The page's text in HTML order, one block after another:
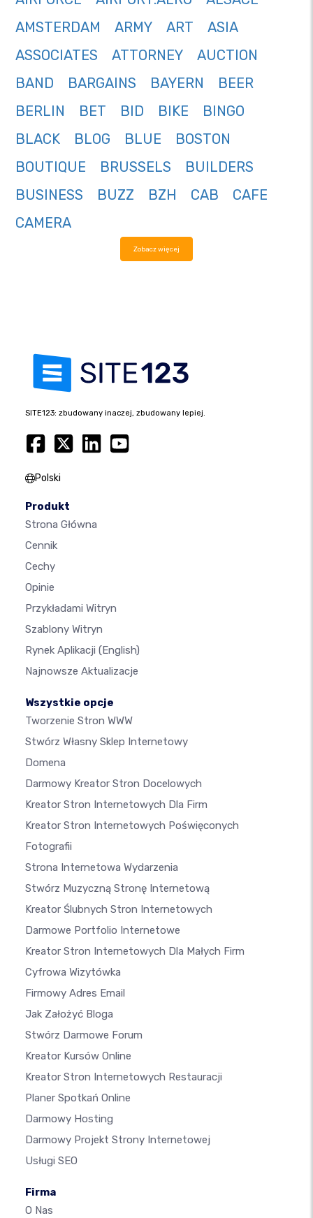
AMSTERDAM
ARMY ART
ASIA
ASSOCIATES
ATTORNEY
AUCTION
BAND
BARGAINS BAYERN
BEER
BERLIN
BET BID BIKE
BINGO
BLACK
BLOG BLUE
BOSTON
BOUTIQUE
BRUSSELS
BUILDERS
BUSINESS
BUZZ BZH CAB
CAFE
CAMERA
Zobacz więcej
SITE123: zbudowany inaczej, zbudowany lepiej.
Polski
Produkt
Strona Główna
Cennik
Cechy
Opinie
Przykładami Witryn
Szablony Witryn
Rynek Aplikacji (English)
Najnowsze Aktualizacje
Wszystkie opcje
Tworzenie Stron WWW
Stwórz Własny Sklep Internetowy
Domena
Darmowy Kreator Stron Docelowych
Kreator Stron Internetowych Dla Firm
Kreator Stron Internetowych Poświęconych
Fotografii
Strona Internetowa Wydarzenia
Stwórz Muzyczną Stronę Internetową
Kreator Ślubnych Stron Internetowych
Darmowe Portfolio Internetowe
Kreator Stron Internetowych Dla Małych Firm
Cyfrowa Wizytówka
Firmowy Adres Email
Jak Założyć Bloga
Stwórz Darmowe Forum
Kreator Kursów Online
Kreator Stron Internetowych Restauracji
Planer Spotkań Online
Darmowy Hosting
Darmowy Projekt Strony Internetowej
Usługi SEO
Firma
O Nas